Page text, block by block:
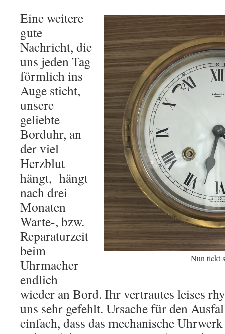
Nun tickt
Eine weitere
gute
Nachricht, die
uns jeden Tag
förmlich ins
Auge sticht,
unsere
geliebte
Borduhr, an
der viel
Herzblut
hängt, hängt
nach drei
Monaten
Warte-, bzw.
Reparaturzeit
beim
Uhrmacher
endlich
wieder an Bord. Ihr vertrautes leises
uns sehr gefehlt. Ursache für den
einfach, dass das mechanische